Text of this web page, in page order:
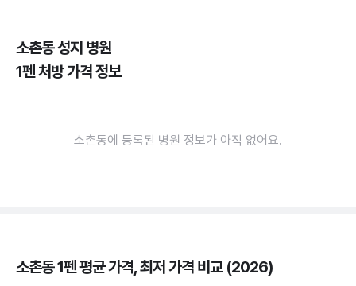
소촌동 성지 병원
1펜 처방 가격 정보
소촌동에 등록된 병원 정보가 아직 없어요.
소촌동 1펜 평균 가격, 최저 가격 비교 (2026)